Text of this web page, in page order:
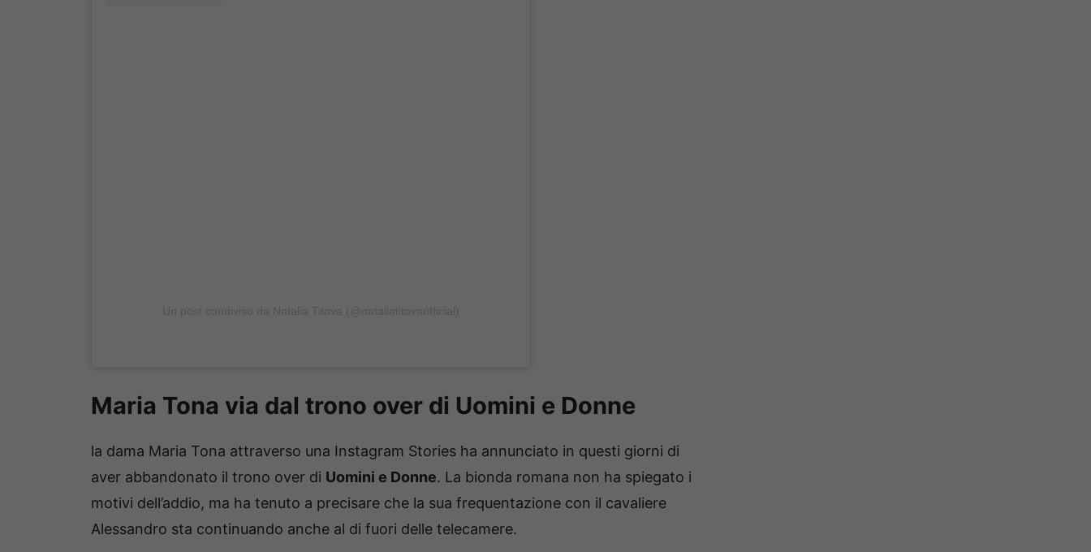
Maria Tona via dal trono over di Uomini e Donne
la dama Maria Tona attraverso una Instagram Stories ha annunciato in questi giorni di
aver abbandonato il trono over di Uomini e Donne. La bionda romana non ha spiegato i
motivi dell’addio, ma ha tenuto a precisare che la sua frequentazione con il cavaliere
Alessandro sta continuando anche al di fuori delle telecamere.